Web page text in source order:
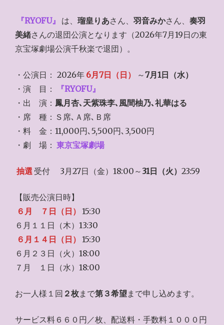
『RYOFU』 は、瑠皇りあさん、羽音みかさん、奏羽
美緒さんの退団公演となります（2026年7月19日の東
京宝塚劇場公演千秋楽で退団）。
・公演日： 2026年 6月7日（日） ～7月1日（水）
・演 目：
『RYOFU』
・出 演： 鳳月杏､天紫珠李､風間柚乃､礼華はる
・席 種：Ｓ席､Ａ席､Ｂ席
・料 金：11,000円､5,500円､3,500円
・劇 場： 東京宝塚劇場
抽選 受付 3月27日（金）18:00～ 31日（火）23:59
【販売公演日時】
６月 ７日（日）
15:30
６月１１日（木）13:30
６月１４日（日）
15:30
６月２３日（火）18:00
７月 １日（水）18:00
お一人様１回 ２枚まで第３希望まで申し込めます。
サービス料６６０円／枚、配送料・手数料１０００円